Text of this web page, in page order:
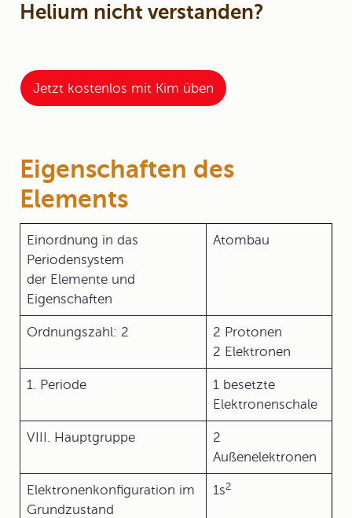
Helium nicht verstanden?
Jetzt kostenlos mit Kim üben
Eigenschaften des
Elements
Einordnung in das
Periodensystem
der Elemente und
Eigenschaften
Atombau
Ordnungszahl: 2
2 Protonen
2 Elektronen
1. Periode
1 besetzte
Elektronenschale
VIII. Hauptgruppe
2
Außenelektronen
Elektronenkonfiguration im
Grundzustand
1s2